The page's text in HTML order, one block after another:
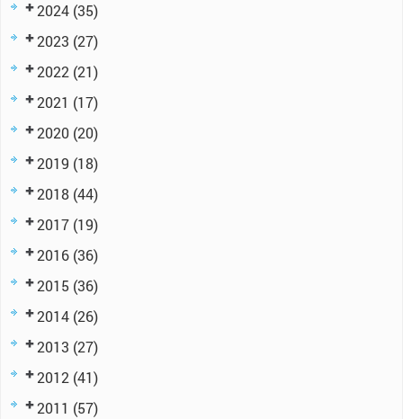
2024 (35)
2023 (27)
2022 (21)
2021 (17)
2020 (20)
2019 (18)
2018 (44)
2017 (19)
2016 (36)
2015 (36)
2014 (26)
2013 (27)
2012 (41)
2011 (57)